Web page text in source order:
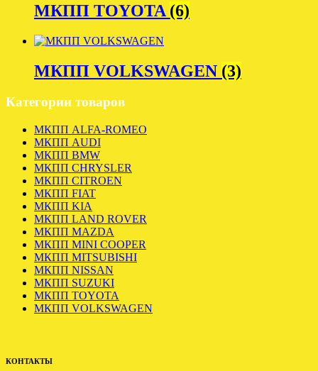
МКПП TOYOTA (6)
МКПП VOLKSWAGEN (3)
Категории товаров
МКПП ALFA-ROMEO
МКПП AUDI
МКПП BMW
МКПП CHRYSLER
МКПП CITROEN
МКПП FIAT
МКПП KIA
МКПП LAND ROVER
МКПП MAZDA
МКПП MINI COOPER
МКПП MITSUBISHI
МКПП NISSAN
МКПП SUZUKI
МКПП TOYOTA
МКПП VOLKSWAGEN
КОНТАКТЫ